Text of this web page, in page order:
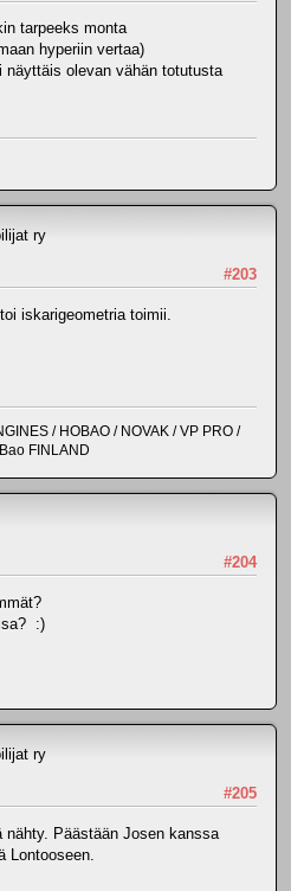
tarpeeks monta
hyperiin vertaa)
olevan vähän totutusta
ry
#203
iskarigeometria toimii.
/ HOBAO / NOVAK / VP PRO /
FINLAND
#204
:)
ry
#205
Päästään Josen kanssa
Lontooseen.